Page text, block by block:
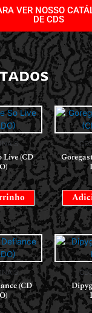
VER NOSSO
DE CDS
Live (CD
(CD